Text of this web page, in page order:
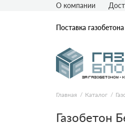
Поставка
Газобетон
О компании
Главная Каталог
Газобетон